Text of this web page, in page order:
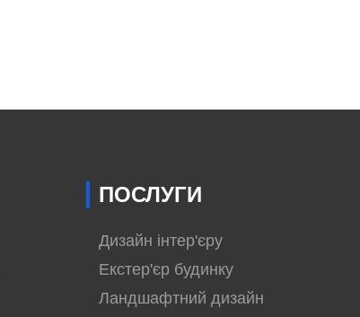
ПОСЛУГИ
Дизайн інтер'єру
Екстер'єр будинку
Ландшафтний дизайн